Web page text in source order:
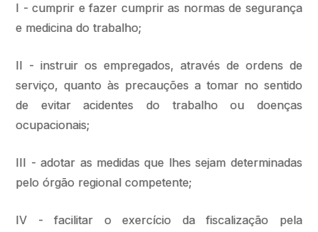
I - cumprir e fazer cumprir as normas de segurança
e medicina do trabalho;
II - instruir os empregados, através de ordens de
serviço, quanto às precauções a tomar no sentido
de evitar acidentes do trabalho ou doenças
ocupacionais;
III - adotar as medidas que lhes sejam determinadas
pelo órgão regional competente;
IV - facilitar o exercício da fiscalização pela